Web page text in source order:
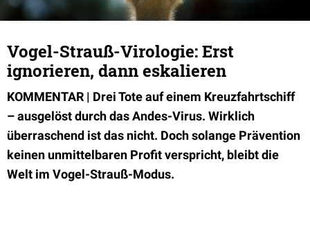
Vogel-Strauß-Virologie: Erst
ignorieren, dann eskalieren
KOMMENTAR | Drei Tote auf einem Kreuzfahrtschiff
– ausgelöst durch das Andes-Virus. Wirklich
überraschend ist das nicht. Doch solange Prävention
keinen unmittelbaren Profit verspricht, bleibt die
Welt im Vogel-Strauß-Modus.